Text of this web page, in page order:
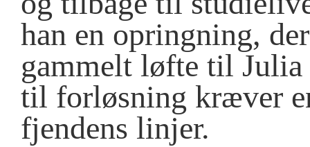
han en opringning,
gammelt løfte til Julia
til forløsning kræver
fjendens linjer.